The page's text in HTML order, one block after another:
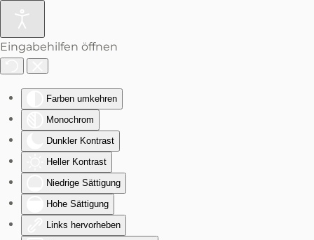
Eingabehilfen öffnen
Farben umkehren
Monochrom
Dunkler Kontrast
Heller Kontrast
Niedrige Sättigung
Hohe Sättigung
Links hervorheben
Zum Hauptinhalt springen